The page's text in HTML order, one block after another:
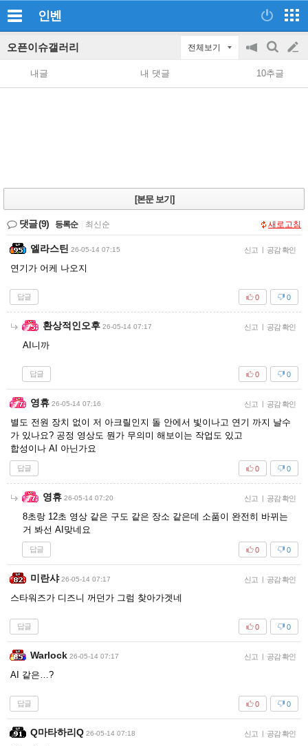
인벤
오픈이슈갤러리 전체보기
공
지
on/off
검
색
글
쓰
내글 내 댓글 10추글
[본문 보기]
댓글(9) 등록순 최신순 새로고침
엘라스틴 26-05-14 07:15 신고 | 공감 확인
연기가 어케 나오지
답글 0
0
환상적인오후 26-05-14 07:17 신고 | 공감 확인
AI니까
답글 0
0
영휴 26-05-14 07:16 신고 | 공감 확인
별도 전원 장치 없이 저 아크릴인지 돌 안에서 빛이나고 연기 까지 날수
가 있나요? 공정 영상도 뭔가 무의미 해보이는 작업도 있고
합성이나 AI 아닌가요
답글 0
0
영휴 26-05-14 07:20 신고 | 공감 확인
8초랑 12초 영상 같은 구도 같은 장소 같은데 소품이 완전히 바뀌는
거 봐선 AI맞네요
답글 0
0
미란샤 26-05-14 07:17 신고 | 공감 확인
스타워즈가 디즈니 꺼던가 그럼 찾아가겟네
답글 0
0
Warlock 26-05-14 07:17 신고 | 공감 확인
AI 같은…?
답글 0
0
Q마타하리Q 26-05-14 07:18 신고 | 공감 확인